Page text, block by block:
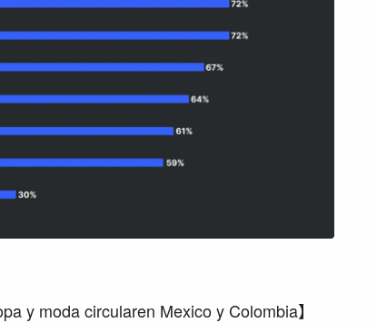
y moda circularen Mexico y Colombia】